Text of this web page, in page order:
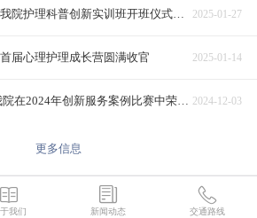
2025-01-27
守护健康，科普先行——我院护理科普创新实训班开班仪式顺利举行
2025-01-14
届心理护理成长营圆满收官
2024-12-03
护心有道 点亮心光——我院在2024年创新服务案例比赛中荣获三等奖
更多信息
我们 新闻动态 交通路线